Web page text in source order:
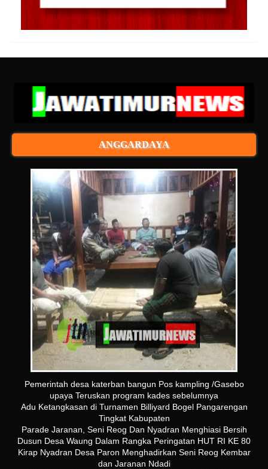
ANGGARDAYA
Pemerintah desa katerban bangun Pos kampling /Gasebo
upaya Teruskan program kades sebelumnya
Adu Ketangkasan di Turnamen Billiyard Bogel Pangarengan
Tingkat Kabupaten
Parade Jaranan, Seni Reog Dan Nyadran Menghiasi Bersih
Dusun Desa Waung Dalam Rangka Peringatan HUT RI KE 80
Kirap Nyadran Desa Paron Menghadirkan Seni Reog Kembar
dan Jaranan Ndadi